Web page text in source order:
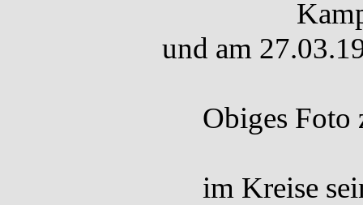
und am
Obiges Foto
im Kreise